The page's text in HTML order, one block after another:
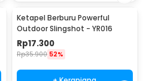
Ketapel Berburu Powerful
Outdoor Slingshot - YR016
Rp17.300
Rp35.900 52%